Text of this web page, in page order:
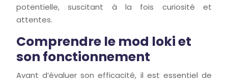
potentielle, suscitant à la fois curiosité et
attentes.
Comprendre le mod loki et
son fonctionnement
Avant d’évaluer son efficacité, il est essentiel de